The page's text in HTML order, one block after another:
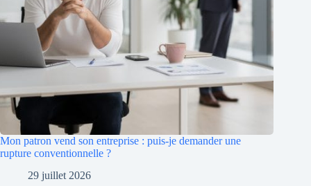
Mon patron vend son entreprise : puis-je demander une
rupture conventionnelle ?
29 juillet 2026